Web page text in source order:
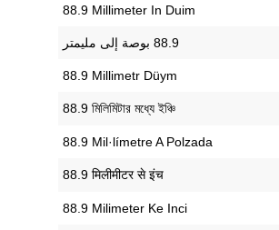
‎88.9 Millimeter In Duim
‎88.9 Millimetr Düym
‎88.9 মিলিমিটার মধ্যে ইঞ্চি
‎88.9 Mil·límetre A Polzada
‎88.9 मिलीमीटर से इंच
‎88.9 Milimeter Ke Inci